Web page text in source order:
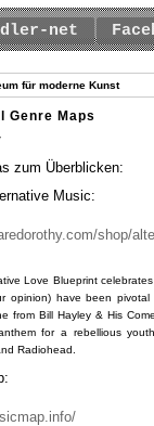
net
für moderne Kunst
Genre Maps
zum Überblicken:
Music:
shop/
Love Blueprint
opinion) have been
from Bill Hayley & His
for a rebellious
Radiohead.